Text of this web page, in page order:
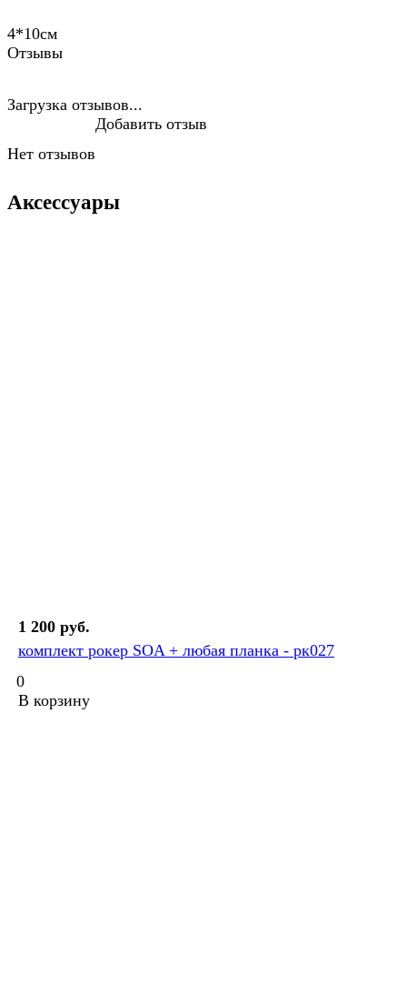
4*10см
Отзывы
Загрузка отзывов...
Нет отзывов
Добавить отзыв
Аксессуары
1 200 руб.
комплект рокер SOA + любая планка - рк027
0
В корзину